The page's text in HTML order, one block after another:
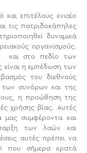
επιτέλους ενιαίο
τις πατριδοκάπηλες
δυναμικά
οργανισμούς.
και στο πεδίο των
είναι η εμπέδωση των
του διεθνούς
των συνόρων και της
η προώθηση της
χρήσης βίας. Αυτές
μας συμφέροντα και
των λαών και
αυτές πρέπει να
που σήμερα κρατά